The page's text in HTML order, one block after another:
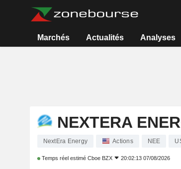
Marchés Actualités Analyses
NEXTERA
NextEra Energy Actions NEE
Temps réel estimé Cboe BZX 20:02:13 07/08/2026